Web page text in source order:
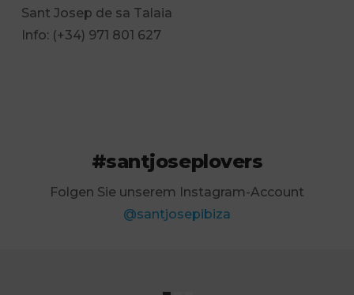
Sant Josep de sa Talaia
Info: (+34) 971 801 627
#santjoseplovers
Folgen Sie unserem Instagram-Account
@santjosepibiza